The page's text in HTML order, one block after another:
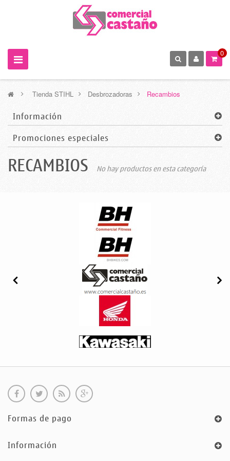
0
> Tienda STIHL > Desbrozadoras > Recambios
Información
Promociones especiales
RECAMBIOS No hay productos en esta categoría
Formas de pago
Información